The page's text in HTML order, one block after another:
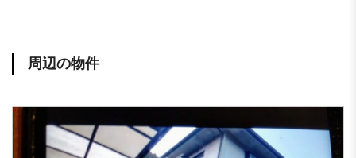
周辺の物件